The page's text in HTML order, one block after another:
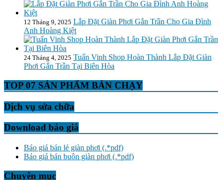
12 Tháng 9, 2025 Lắp Đặt Giàn Phơi Gắn Trần Cho Gia Đình
Anh Hoàng Kiệt
24 Tháng 4, 2025 Tuấn Vinh Shop Hoàn Thành Lắp Đặt Giàn
Phơi Gắn Trần Tại Biên Hòa
TOP 07 SẢN PHẨM BÁN CHẠY
Dịch vụ sửa chữa
Download báo giá
Báo giá bán lẻ giàn phơi (.*pdf)
Báo giá bán buôn giàn phơi (.*pdf)
Chuyên mục